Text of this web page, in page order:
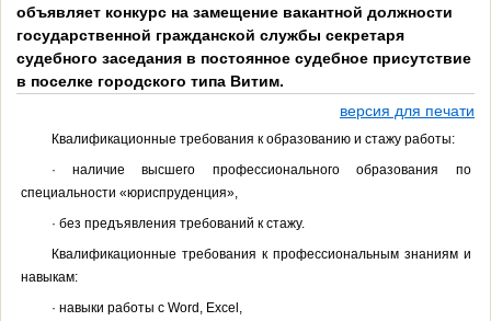
объявляет конкурс на замещение вакантной должности
государственной гражданской службы секретаря
судебного заседания в постоянное судебное присутствие
в поселке городского типа Витим.
версия для печати
Квалификационные требования к образованию и стажу работы:
· наличие высшего профессионального образования по
специальности «юриспруденция»,
· без предъявления требований к стажу.
Квалификационные требования к профессиональным знаниям и
навыкам:
· навыки работы с Word, Excel,